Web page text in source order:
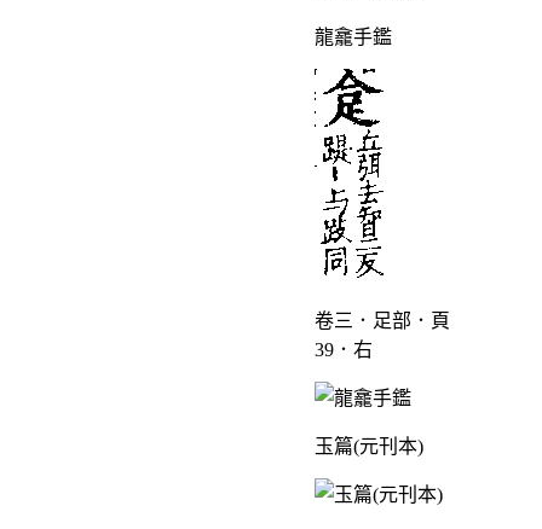
龍龕手鑑
卷三．足部．頁
39．右
玉篇(元刊本)